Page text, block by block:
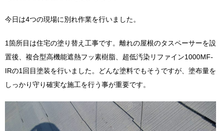
今日は4つの現場に別れ作業を行いました。
1箇所目は住宅の塗り替え工事です。離れの屋根のタスペーサーを設
置後、複合型高機能遮熱フッ素樹脂、超低汚染リファイン1000MF-
IRの1回目塗装を行いました。どんな塗料でもそうですが、塗布量を
しっかり守り確実な施工を行う事が重要です。